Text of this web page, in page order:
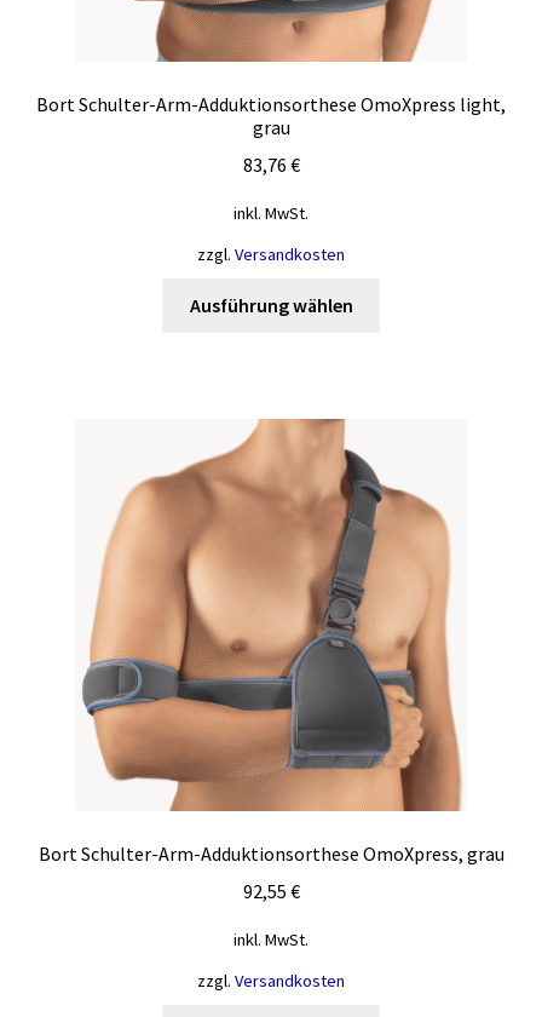
Bort Schulter-Arm-Adduktionsorthese OmoXpress light,
grau
83,76 €
inkl. MwSt.
zzgl. Versandkosten
Ausführung wählen
Optionen
auf
Produktseite
gewählt
werden
Bort Schulter-Arm-Adduktionsorthese OmoXpress, grau
92,55 €
inkl. MwSt.
zzgl. Versandkosten